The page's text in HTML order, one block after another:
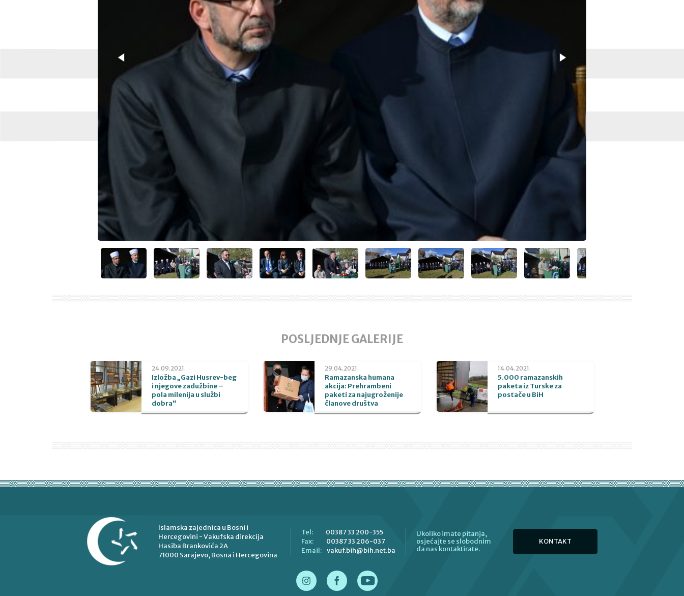
POSLJEDNJE GALERIJE
24.09.2021.
Izložba „Gazi Husrev-beg
i njegove zadužbine –
pola milenija u službi
dobra“
29.04.2021.
Ramazanska humana
akcija: Prehrambeni
paketi za najugroženije
članove društva
14.04.2021.
5.000 ramazanskih
paketa iz Turske za
postače u BiH
Islamska zajednica u Bosni i
Hercegovini - Vakufska direkcija
Hasiba Brankovića 2A
71000 Sarajevo, Bosna i Hercegovina
Tel:
00387 33 200-355
Fax:
00387 33 206-037
Email:
vakuf.bih@bih.net.ba
Ukoliko imate pitanja,
osjećajte se slobodnim
da nas kontaktirate.
KONTAKT